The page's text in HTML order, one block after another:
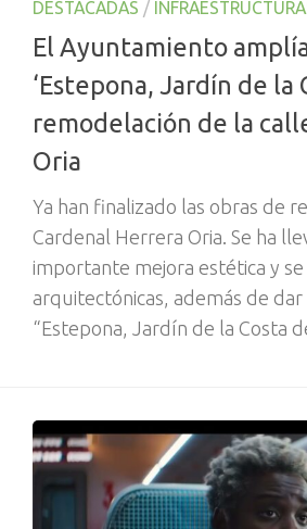
DESTACADAS /
El Ayuntamiento
‘Estepona, Jardín de la
remodelación de la
Oria
Ya han finalizado las obras de
Cardenal Herrera Oria. Se ha
importante mejora estética y
arquitectónicas, además de
“Estepona, Jardín de la Costa